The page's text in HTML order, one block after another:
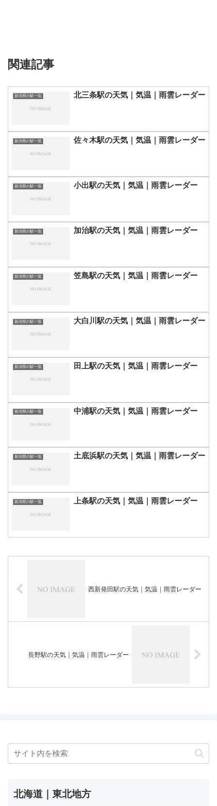
関連記事
新潟県の駅一覧 北三条駅の天気｜気温｜雨雲レーダー
新潟県の駅一覧 佐々木駅の天気｜気温｜雨雲レーダー
新潟県の駅一覧 小出駅の天気｜気温｜雨雲レーダー
新潟県の駅一覧 加治駅の天気｜気温｜雨雲レーダー
新潟県の駅一覧 笠島駅の天気｜気温｜雨雲レーダー
新潟県の駅一覧 大白川駅の天気｜気温｜雨雲レーダー
新潟県の駅一覧 田上駅の天気｜気温｜雨雲レーダー
新潟県の駅一覧 中浦駅の天気｜気温｜雨雲レーダー
新潟県の駅一覧 土底浜駅の天気｜気温｜雨雲レーダー
新潟県の駅一覧 上条駅の天気｜気温｜雨雲レーダー
西新発田駅の天気｜気温｜雨雲レーダー
長野駅の天気｜気温｜雨雲レーダー
北海道｜東北地方